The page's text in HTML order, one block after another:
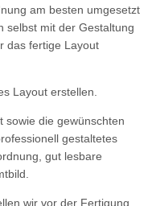
am besten umgesetzt
selbst mit der Gestaltung
das fertige Layout
Layout erstellen.
sowie die gewünschten
gestaltetes
gut lesbare
wir vor der Fertigung